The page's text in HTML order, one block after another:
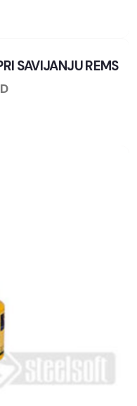
SAVIJANJU REMS